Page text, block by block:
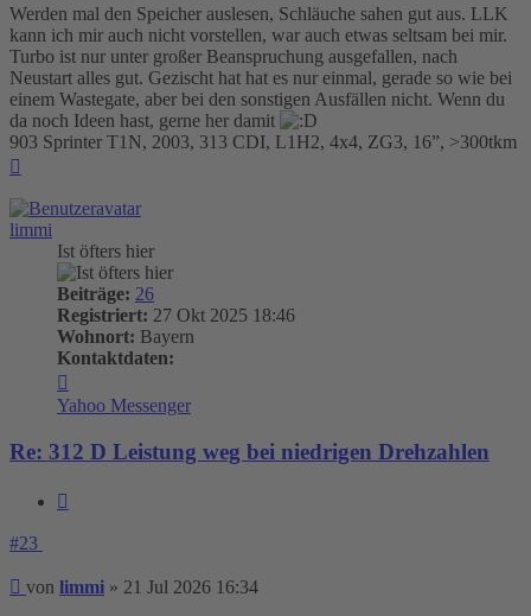
Werden mal den Speicher auslesen, Schläuche sahen gut aus. LLK
kann ich mir auch nicht vorstellen, war auch etwas seltsam bei mir.
Turbo ist nur unter großer Beanspruchung ausgefallen, nach
Neustart alles gut. Gezischt hat hat es nur einmal, gerade so wie bei
einem Wastegate, aber bei den sonstigen Ausfällen nicht. Wenn du
da noch Ideen hast, gerne her damit
903 Sprinter T1N, 2003, 313 CDI, L1H2, 4x4, ZG3, 16”, >300tkm
limmi
Ist öfters hier
Beiträge: 26
Registriert: 27 Okt 2025 18:46
Wohnort: Bayern
Kontaktdaten:
von
limmi
Yahoo Messenger
Re: 312 D Leistung weg bei niedrigen Drehzahlen
#23
Beitrag
von limmi » 21 Jul 2026 16:34